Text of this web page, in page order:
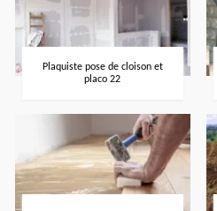
Plaquiste pose de cloison et
placo 22